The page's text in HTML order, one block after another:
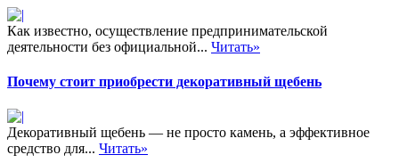
Как известно, осуществление предпринимательской
деятельности без официальной... Читать»
Почему стоит приобрести декоративный щебень
Декоративный щебень — не просто камень, а эффективное
средство для... Читать»